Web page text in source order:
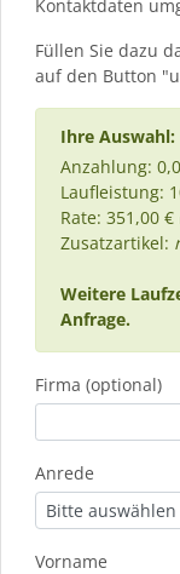
Kontaktdaten
Füllen Sie dazu
auf den Button
Ihre Auswahl:
Anzahlung:
Laufleistung:
Rate: 351,00 €
Zusatzartikel:
Weitere
Anfrage.
Firma (optional)
Anrede
Vorname